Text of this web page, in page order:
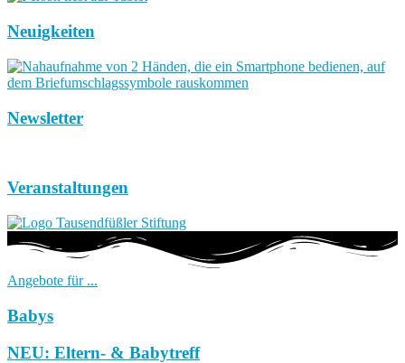
Neuigkeiten
Newsletter
Veranstaltungen
Angebote für ...
Babys
NEU: Eltern- & Babytreff